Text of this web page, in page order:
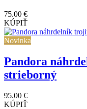
75.00 €
KÚPIŤ
Novinka
Pandora
strieborný
95.00 €
KÚPIŤ